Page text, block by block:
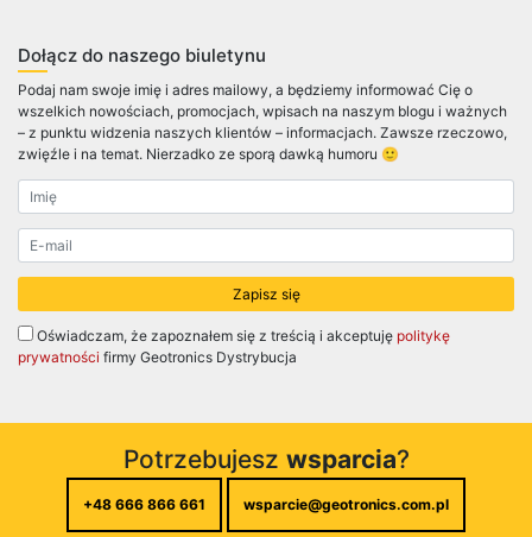
Dołącz do naszego biuletynu
Podaj nam swoje imię i adres mailowy, a będziemy informować Cię o
wszelkich nowościach, promocjach, wpisach na naszym blogu i ważnych
– z punktu widzenia naszych klientów – informacjach. Zawsze rzeczowo,
zwięźle i na temat. Nierzadko ze sporą dawką humoru 🙂
Oświadczam, że zapoznałem się z treścią i akceptuję politykę
prywatności firmy Geotronics Dystrybucja
Potrzebujesz wsparcia?
+48 666 866 661 wsparcie@geotronics.com.pl